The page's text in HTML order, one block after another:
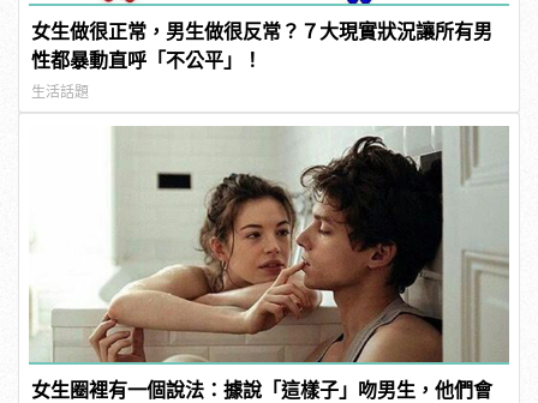
女生做很正常，男生做很反常？７大現實狀況讓所有男
性都暴動直呼「不公平」！
生活話題
女生圈裡有一個說法：據說「這樣子」吻男生，他們會